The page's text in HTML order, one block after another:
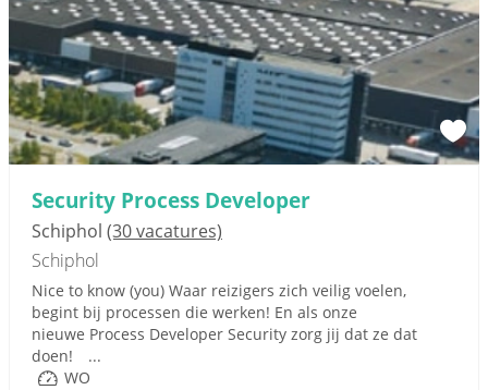
Security Process Developer
Schiphol (30 vacatures)
Schiphol
Nice to know (you) Waar reizigers zich veilig voelen,
begint bij processen die werken! En als onze
nieuwe Process Developer Security zorg jij dat ze dat
doen! ...
WO